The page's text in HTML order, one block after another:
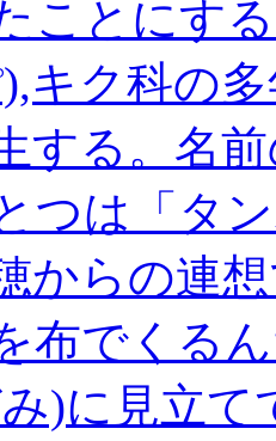
ことにす
キク科の
する。名
つは「タ
からの連
布でくる
)に見立